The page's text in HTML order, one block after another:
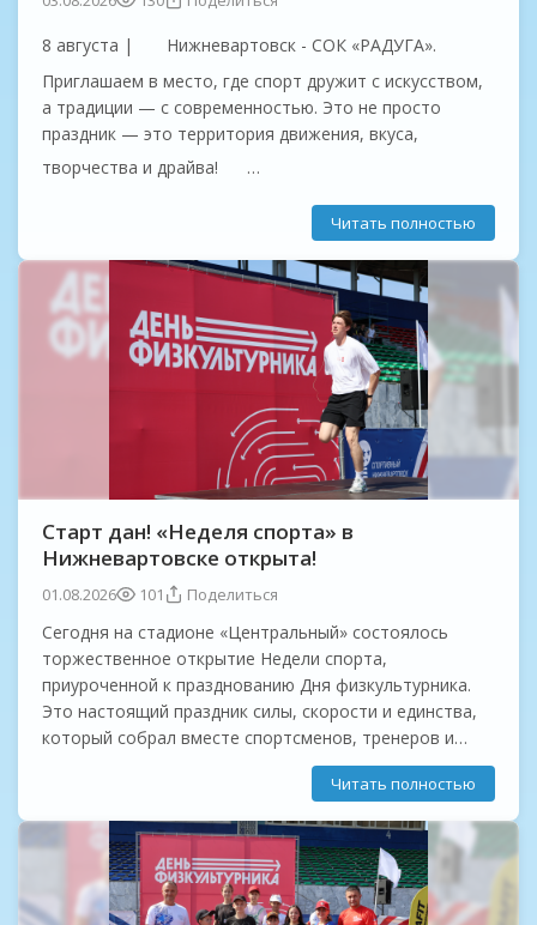
8 августа |
Нижневартовск - СОК «РАДУГА».
Приглашаем в место, где спорт дружит с искусством,
а традиции — с современностью. Это не просто
праздник — это территория движения, вкуса,
творчества и драйва!
проверь себя на прочность!
...
Читать полностью
Старт дан! «Неделя спорта» в
Нижневартовске открыта!
01.08.2026 101 Поделиться
Сегодня на стадионе «Центральный» состоялось
торжественное открытие Недели спорта,
приуроченной к празднованию Дня физкультурника.
Это настоящий праздник силы, скорости и единства,
который собрал вместе спортсменов, тренеров и
любителей активного образа жизни со всего города!
Мероприятие открыли...
Читать полностью